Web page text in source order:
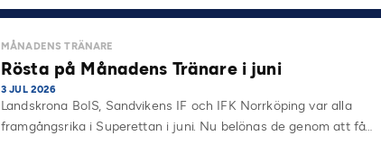
MÅNADENS TRÄNARE
Rösta på Månadens Tränare i juni
3 JUL 2026
Landskrona BoIS, Sandvikens IF och IFK Norrköping var alla
framgångsrika i Superettan i juni. Nu belönas de genom att få…